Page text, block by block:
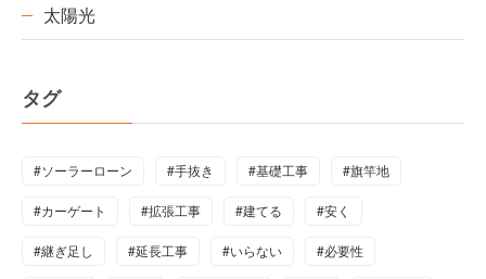
太陽光
タグ
#ソーラーローン #手抜き #基礎工事 #旗竿地
#カーゲート #拡張工事 #建てる #安く
#継ぎ足し #延長工事 #いらない #必要性